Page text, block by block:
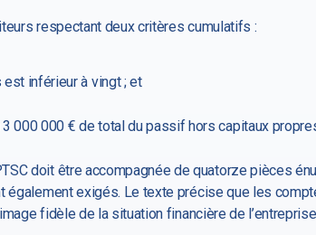
respectant deux critères cumulatifs :
inférieur à vingt ; et
000 000 € de total du passif hors capitaux
doit être accompagnée de quatorze pièces
également exigés. Le texte précise que les
fidèle de la situation financière de